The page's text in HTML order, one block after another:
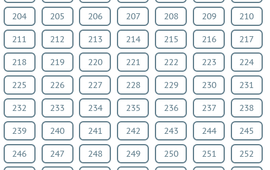
204 205 206 207 208 209 210
211 212 213 214 215 216 217
218 219 220 221 222 223 224
225 226 227 228 229 230 231
232 233 234 235 236 237 238
239 240 241 242 243 244 245
246 247 248 249 250 251 252